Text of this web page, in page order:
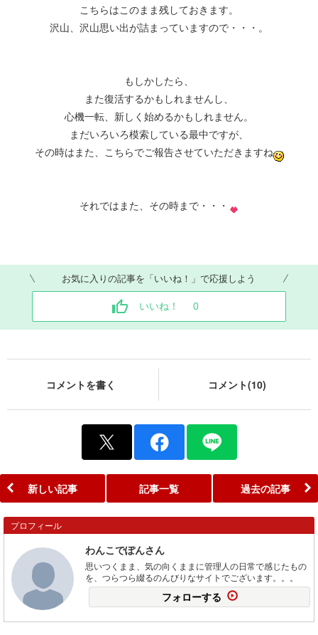
こちらはこのまま残しておきます。
沢山、沢山思い出が詰まっていますので・・・。
もしかしたら、
また復活するかもしれませんし、
心機一転、新しく始めるかもしれません。
まだいろいろ模索している最中ですが、
その時はまた、こちらでご報告させていただきますね
それではまた、その時まで・・・
お気に入りの記事を「いいね！」で応援しよう
いいね！ 0
コメントを書く コメント(10)
新しい記事 記事一覧 過去の記事
プロフィール
わんこでぽんさん
思いつくまま、気の向くままに管理人の日常で感じたもの
を、つらつら綴るのんびりなサイトでございます。。。
フォローする